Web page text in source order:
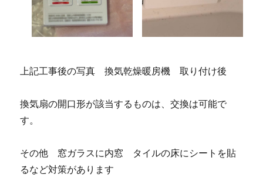
上記工事後の写真 換気乾燥暖房機 取り付け後
換気扇の開口形が該当するものは、交換は可能で
す。
その他 窓ガラスに内窓 タイルの床にシートを貼
るなど対策があります